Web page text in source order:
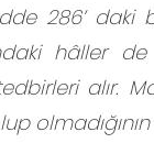
286’ daki
hâller
alır.